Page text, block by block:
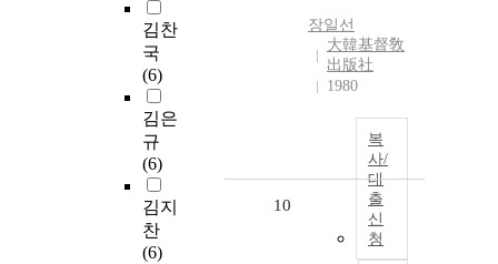
김찬
국
(6)
김은
규
(6)
김지
찬
(6)
장일선
大韓基督敎
出版社
1980
복
사/
대
출
신
청
10